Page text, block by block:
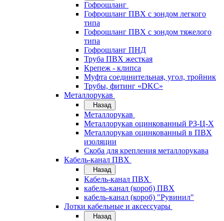
Гофрошланг
Гофрошланг ПВХ с зондом легкого
типа
Гофрошланг ПВХ с зондом тяжелого
типа
Гофрошланг ПНД
Труба ПВХ жесткая
Крепеж - клипса
Муфта соединительная, угол, тройник
Трубы, фитинг «DKC»
Металлорукав
Назад
Металлорукав
Металлорукав оцинкованный РЗ-Ц-Х
Металлорукав оцинкованный в ПВХ
изоляции
Скоба для крепления металлорукава
Кабель-канал ПВХ
Назад
Кабель-канал ПВХ
кабель-канал (короб) ПВХ
кабель-канал (короб) "Рувинил"
Лотки кабельные и аксессуары
Назад